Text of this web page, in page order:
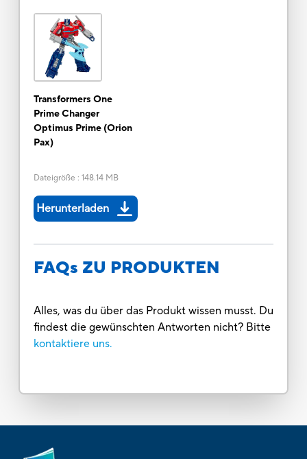
Transformers One
Prime Changer
Optimus Prime (Orion
Pax)
Dateigröße : 148.14 MB
Herunterladen
FAQs ZU PRODUKTEN
Alles, was du über das Produkt wissen musst. Du
findest die gewünschten Antworten nicht? Bitte
kontaktiere uns.